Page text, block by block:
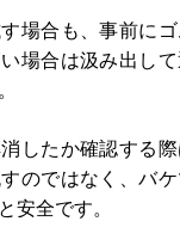
場合も、事前にゴ
場合は汲み出し
したか確認する
のではなく、バ
安全です。